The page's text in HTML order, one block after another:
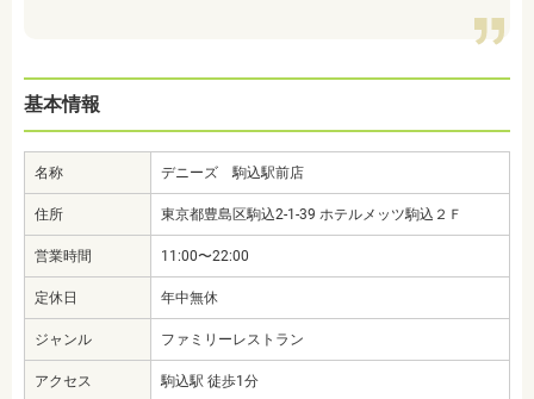
基本情報
名称 デニーズ 駒込駅前店
住所 東京都豊島区駒込2-1-39 ホテルメッツ駒込２Ｆ
営業時間 11:00〜22:00
定休日 年中無休
ジャンル ファミリーレストラン
アクセス 駒込駅 徒歩1分